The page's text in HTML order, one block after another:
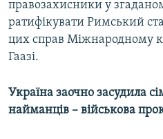
правозахисники у
ратифікувати Римський
цих справ Міжнародному
Гаазі.
Україна заочно засудила
найманців – військова